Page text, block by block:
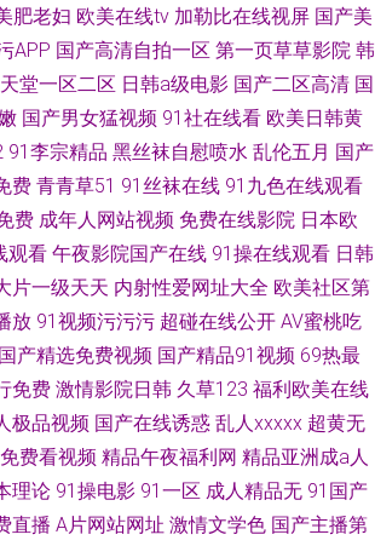
肥老妇 欧美在线tv 加勒比在线视屏 国产美
APP 国产高清自拍一区 第一页草草影院 韩
堂一区二区 日韩a级电影 国产二区高清 国
国产男女猛视频 91社在线看 欧美日韩黄
91李宗精品 黑丝袜自慰喷水 乱伦五月 国产
费 青青草51 91丝袜在线 91九色在线观看
费 成年人网站视频 免费在线影院 日本欧
观看 午夜影院国产在线 91操在线观看 日韩
片一级天天 内射性爱网址大全 欧美社区第
放 91视频污污污 超碰在线公开 AV蜜桃吃
国产精选免费视频 国产精品91视频 69热最
免费 激情影院日韩 久草123 福利欧美在线
极品视频 国产在线诱惑 乱人xxxxx 超黄无
费看视频 精品午夜福利网 精品亚洲成a人
理论 91操电影 91一区 成人精品无 91国产
直播 A片网站网址 激情文学色 国产主播第